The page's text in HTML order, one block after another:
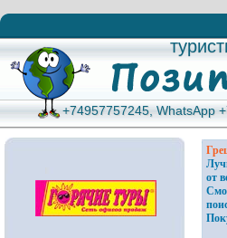
+74957757245, WhatsApp
+74957757245, WhatsApp
от